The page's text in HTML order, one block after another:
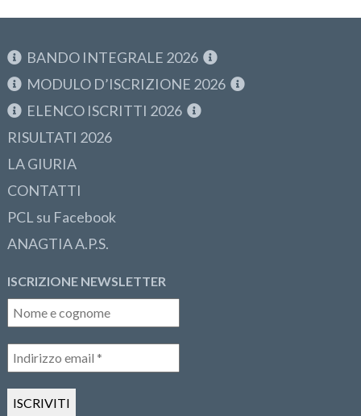
BANDO INTEGRALE 2026
MODULO D’ISCRIZIONE 2026
ELENCO ISCRITTI 2026
RISULTATI 2026
LA GIURIA
CONTATTI
PCL su Facebook
ANAGTIA A.P.S.
ISCRIZIONE NEWSLETTER